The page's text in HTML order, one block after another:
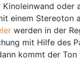
einem
werden in der
mit Hilfe des
kommt der